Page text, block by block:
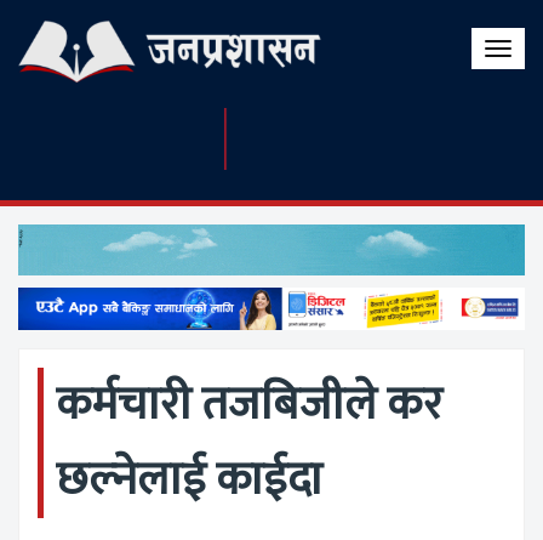
Toggle
कर्मचारी तजबिजीले कर
छल्नेलाई काईदा